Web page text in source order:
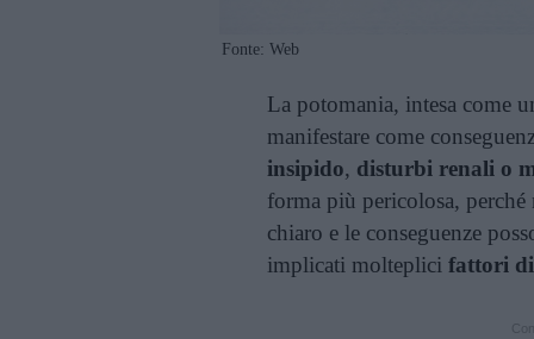
Fonte: Web
La potomania, intesa come
manifestare come
insipido, disturbi renali o
forma più pericolosa, perché
chiaro e le conseguenze
implicati molteplici fattori di